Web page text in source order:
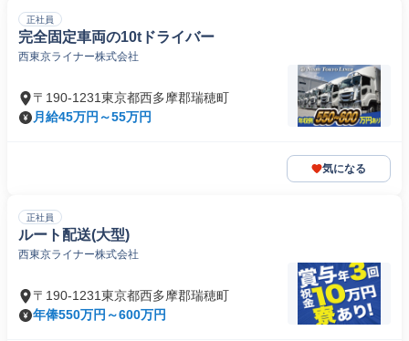
正社員
完全固定車両の10tドライバー
西東京ライナー株式会社
〒190-1231東京都西多摩郡瑞穂町
月給45万円～55万円
気になる
正社員
ルート配送(大型)
西東京ライナー株式会社
〒190-1231東京都西多摩郡瑞穂町
年俸550万円～600万円